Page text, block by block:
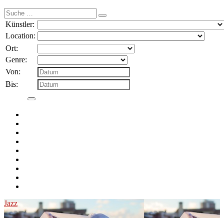
Suche
nach:
Künstler:
Location:
Ort:
Genre:
Von:
Bis:
Jazz